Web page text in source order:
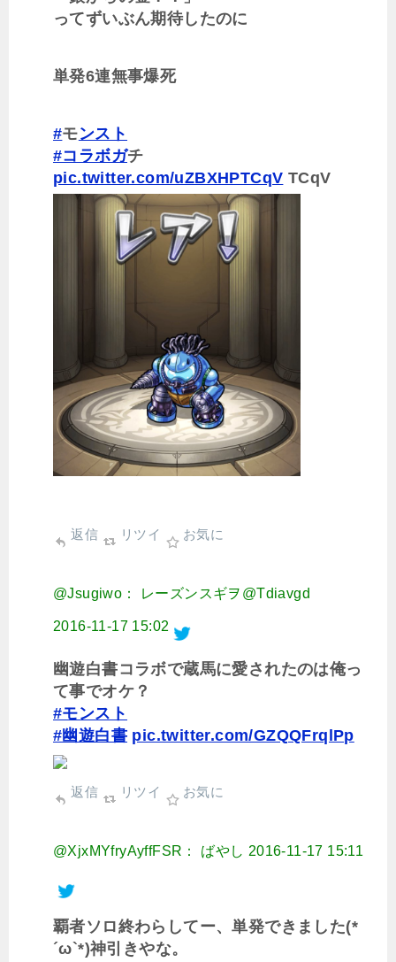
ってずいぶん期待したのに
単発6連無事爆死
#モンスト
#コラボガチ
pic.twitter.com/uZBXHPTCqV TCqV
返信 リツイ お気に
@Jsugiwo： レーズンスギヲ@Tdiavgd
2016-11-17 15:02
幽遊白書コラボで蔵馬に愛されたのは俺っ
て事でオケ？
#モンスト
#幽遊白書 pic.twitter.com/GZQQFrqlPp
返信 リツイ お気に
@XjxMYfryAyffFSR： ばやし 2016-11-17 15:11
覇者ソロ終わらしてー、単発できました(*
´ω`*)神引きやな。